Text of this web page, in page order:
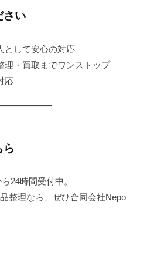
さい
として安心の対応
理・買取までワンストップ
応
ら
24時間受付中。
整理なら、ぜひ合同会社Nepo